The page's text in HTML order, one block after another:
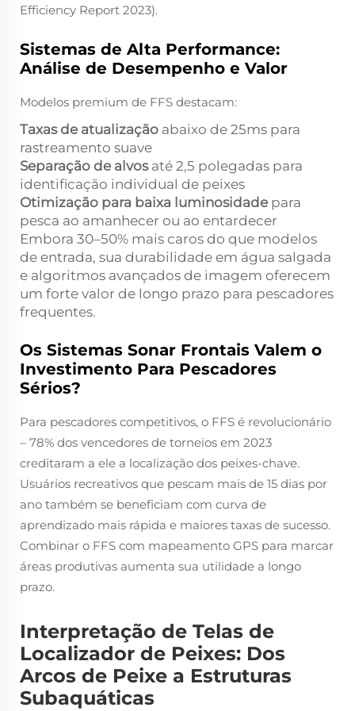
Efficiency Report 2023).
Sistemas de Alta Performance:
Análise de Desempenho e Valor
Modelos premium de FFS destacam:
Taxas de atualização abaixo de 25ms para
rastreamento suave
Separação de alvos até 2,5 polegadas para
identificação individual de peixes
Otimização para baixa luminosidade para
pesca ao amanhecer ou ao entardecer
Embora 30–50% mais caros do que modelos
de entrada, sua durabilidade em água salgada
e algoritmos avançados de imagem oferecem
um forte valor de longo prazo para pescadores
frequentes.
Os Sistemas Sonar Frontais Valem o
Investimento Para Pescadores
Sérios?
Para pescadores competitivos, o FFS é revolucionário
– 78% dos vencedores de torneios em 2023
creditaram a ele a localização dos peixes-chave.
Usuários recreativos que pescam mais de 15 dias por
ano também se beneficiam com curva de
aprendizado mais rápida e maiores taxas de sucesso.
Combinar o FFS com mapeamento GPS para marcar
áreas produtivas aumenta sua utilidade a longo
prazo.
Interpretação de Telas de
Localizador de Peixes: Dos
Arcos de Peixe a Estruturas
Subaquáticas